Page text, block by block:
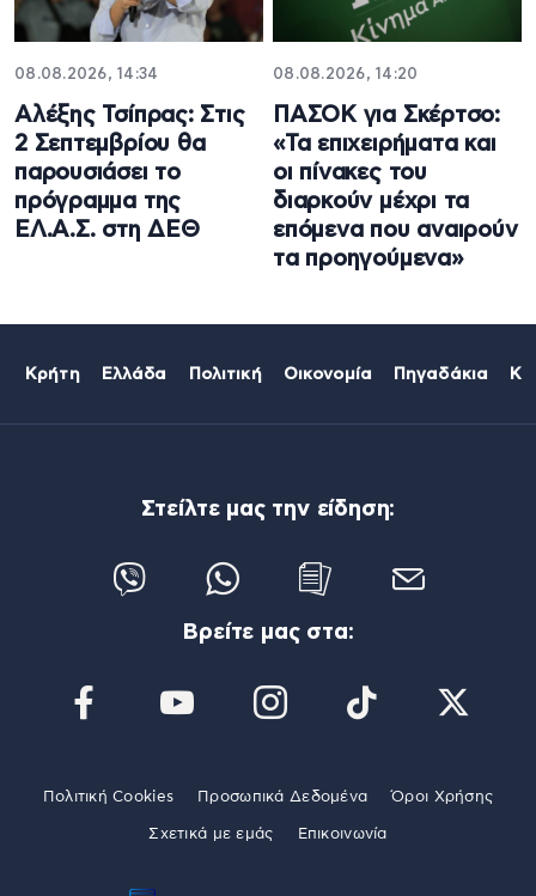
08.08.2026, 14:34
Αλέξης Τσίπρας: Στις
2 Σεπτεμβρίου θα
παρουσιάσει το
πρόγραμμα της
ΕΛ.Α.Σ. στη ΔΕΘ
08.08.2026, 14:20
ΠΑΣΟΚ για Σκέρτσο:
«Τα επιχειρήματα και
οι πίνακες του
διαρκούν μέχρι τα
επόμενα που αναιρούν
τα προηγούμενα»
Κρήτη Ελλάδα Πολιτική Οικονομία Πηγαδάκια
Στείλτε μας την είδηση:
Βρείτε μας στα:
Πολιτική Cookies Προσωπικά Δεδομένα Όροι Χρήσης
Σχετικά με εμάς Επικοινωνία